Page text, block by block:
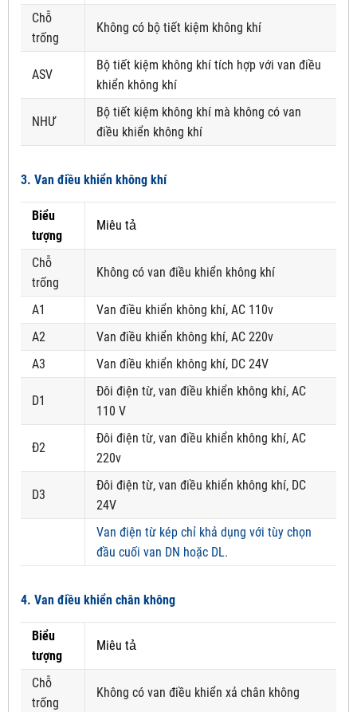
Chỗ
trống
Không có bộ tiết kiệm không khí
ASV
Bộ tiết kiệm không khí tích hợp với van điều
khiển không khí
NHƯ
Bộ tiết kiệm không khí mà không có van
điều khiển không khí
3. Van điều khiển không khí
Biểu
tượng
Miêu tả
Chỗ
trống
Không có van điều khiển không khí
A1
Van điều khiển không khí, AC 110v
A2
Van điều khiển không khí, AC 220v
A3
Van điều khiển không khí, DC 24V
D1
Đôi điện từ, van điều khiển không khí, AC
110 V
Đ2
Đôi điện từ, van điều khiển không khí, AC
220v
D3
Đôi điện từ, van điều khiển không khí, DC
24V
Van điện từ kép chỉ khả dụng với tùy chọn
đầu cuối van DN hoặc DL.
4. Van điều khiển chân không
Biểu
tượng
Miêu tả
Chỗ
trống
Không có van điều khiển xả chân không